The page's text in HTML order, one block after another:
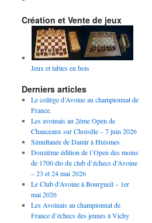
Création et Vente de jeux
Jeux et tables en bois
Derniers articles
Le collège d’Avoine au championnat de
France.
Les avoinais au 2ème Open de
Chanceaux sur Choisille – 7 juin 2026
Simultanée de Damir à Huismes
Douzième édition de l’Open des moins
de 1700 élo du club d’échecs d’Avoine
– 23 et 24 mai 2026
Le Club d’Avoine à Bourgueil – 1er
mai 2026
Les Avoinais au championnat de
France d’échecs des jeunes à Vichy